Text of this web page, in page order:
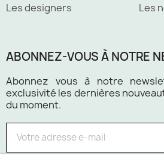
Les designers
Les
ABONNEZ-VOUS À NOTRE
Abonnez vous à notre
exclusivité les dernières
du moment.